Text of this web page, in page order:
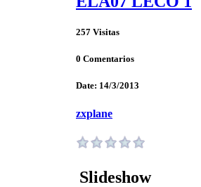
257 Visitas
0 Comentarios
Date: 14/3/2013
zxplane
Slideshow